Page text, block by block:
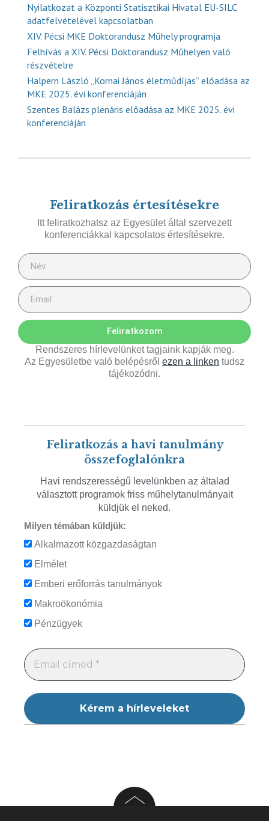
Nyilatkozat a Központi Statisztikai Hivatal EU-SILC
adatfelvételével kapcsolatban
XIV. Pécsi MKE Doktorandusz Műhely programja
Felhívás a XIV. Pécsi Doktorandusz Műhelyen való
részvételre
Halpern László „Kornai János életműdíjas” előadása az
MKE 2025. évi konferenciáján
Szentes Balázs plenáris előadása az MKE 2025. évi
konferenciáján
Feliratkozás értesítésekre
Itt feliratkozhatsz az Egyesület által szervezett
konferenciákkal kapcsolatos értesítésekre.
Feliratkozom
Rendszeres hírlevelünket tagjaink kapják meg.
Az Egyesületbe való belépésről ezen a linken tudsz
tájékozódni.
Feliratkozás a havi tanulmány
összefoglalónkra
Havi rendszerességű levelünkben az általad
választott programok friss műhelytanulmányait
küldjük el neked.
Milyen témában küldjük:
Alkalmazott közgazdaságtan
Elmélet
Emberi erőforrás tanulmányok
Makroökonómia
Pénzügyek